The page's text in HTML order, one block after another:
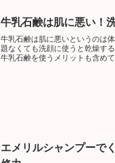
牛乳石鹸は肌に悪い！
牛乳石鹸は肌に悪いというのは
題なくても洗顔に使うと乾燥す
牛乳石鹸を使うメリットも含め
エメリルシャンプーで